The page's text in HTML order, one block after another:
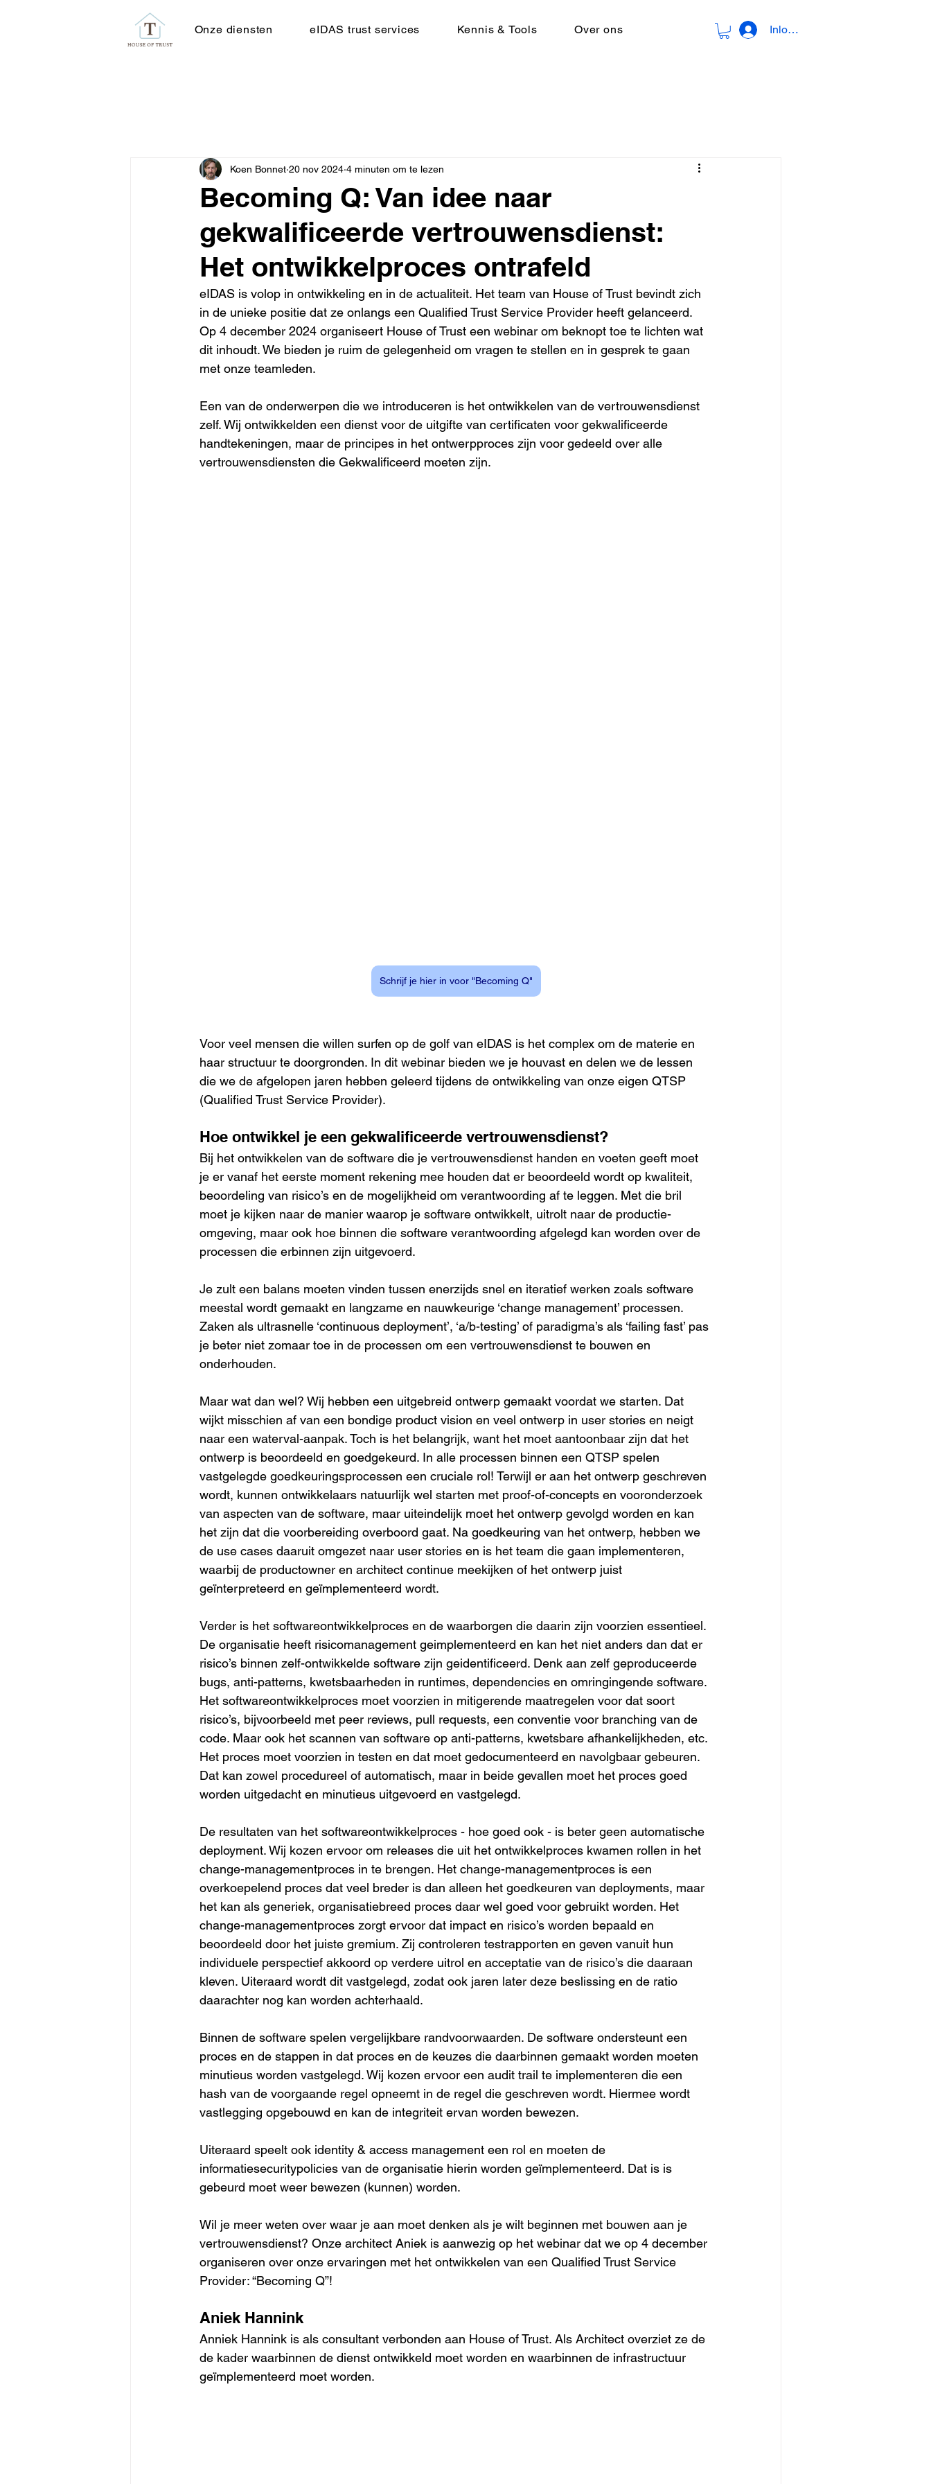
Onze diensten eIDAS trust services Kennis & Tools Over ons Inloggen
Becoming Q: Van idee naar
gekwalificeerde vertrouwensdienst:
Het ontwikkelproces ontrafeld
Koen Bonnet 20 nov 2024 4 minuten om te lezen
eIDAS is volop in ontwikkeling en in de actualiteit. Het team van House of Trust bevindt zich
in de unieke positie dat ze onlangs een Qualified Trust Service Provider heeft gelanceerd.
Op 4 december 2024 organiseert House of Trust een webinar om beknopt toe te lichten wat
dit inhoudt. We bieden je ruim de gelegenheid om vragen te stellen en in gesprek te gaan
met onze teamleden.
Een van de onderwerpen die we introduceren is het ontwikkelen van de vertrouwensdienst
zelf. Wij ontwikkelden een dienst voor de uitgifte van certificaten voor gekwalificeerde
handtekeningen, maar de principes in het ontwerpproces zijn voor gedeeld over alle
vertrouwensdiensten die Gekwalificeerd moeten zijn.
Schrijf je hier in voor "Becoming Q"
Voor veel mensen die willen surfen op de golf van eIDAS is het complex om de materie en
haar structuur te doorgronden. In dit webinar bieden we je houvast en delen we de lessen
die we de afgelopen jaren hebben geleerd tijdens de ontwikkeling van onze eigen QTSP
(Qualified Trust Service Provider).
Hoe ontwikkel je een gekwalificeerde vertrouwensdienst?
Bij het ontwikkelen van de software die je vertrouwensdienst handen en voeten geeft moet
je er vanaf het eerste moment rekening mee houden dat er beoordeeld wordt op kwaliteit,
beoordeling van risico’s en de mogelijkheid om verantwoording af te leggen. Met die bril
moet je kijken naar de manier waarop je software ontwikkelt, uitrolt naar de productie-
omgeving, maar ook hoe binnen die software verantwoording afgelegd kan worden over de
processen die erbinnen zijn uitgevoerd.
Je zult een balans moeten vinden tussen enerzijds snel en iteratief werken zoals software
meestal wordt gemaakt en langzame en nauwkeurige ‘change management’ processen.
Zaken als ultrasnelle ‘continuous deployment’, ‘a/b-testing’ of paradigma’s als ‘failing fast’ pas
je beter niet zomaar toe in de processen om een vertrouwensdienst te bouwen en
onderhouden.
Maar wat dan wel? Wij hebben een uitgebreid ontwerp gemaakt voordat we starten. Dat
wijkt misschien af van een bondige product vision en veel ontwerp in user stories en neigt
naar een waterval-aanpak. Toch is het belangrijk, want het moet aantoonbaar zijn dat het
ontwerp is beoordeeld en goedgekeurd. In alle processen binnen een QTSP spelen
vastgelegde goedkeuringsprocessen een cruciale rol! Terwijl er aan het ontwerp geschreven
wordt, kunnen ontwikkelaars natuurlijk wel starten met proof-of-concepts en vooronderzoek
van aspecten van de software, maar uiteindelijk moet het ontwerp gevolgd worden en kan
het zijn dat die voorbereiding overboord gaat. Na goedkeuring van het ontwerp, hebben we
de use cases daaruit omgezet naar user stories en is het team die gaan implementeren,
waarbij de productowner en architect continue meekijken of het ontwerp juist
geïnterpreteerd en geïmplementeerd wordt.
Verder is het softwareontwikkelproces en de waarborgen die daarin zijn voorzien essentieel.
De organisatie heeft risicomanagement geimplementeerd en kan het niet anders dan dat er
risico’s binnen zelf-ontwikkelde software zijn geidentificeerd. Denk aan zelf geproduceerde
bugs, anti-patterns, kwetsbaarheden in runtimes, dependencies en omringingende software.
Het softwareontwikkelproces moet voorzien in mitigerende maatregelen voor dat soort
risico’s, bijvoorbeeld met peer reviews, pull requests, een conventie voor branching van de
code. Maar ook het scannen van software op anti-patterns, kwetsbare afhankelijkheden, etc.
Het proces moet voorzien in testen en dat moet gedocumenteerd en navolgbaar gebeuren.
Dat kan zowel procedureel of automatisch, maar in beide gevallen moet het proces goed
worden uitgedacht en minutieus uitgevoerd en vastgelegd.
De resultaten van het softwareontwikkelproces - hoe goed ook - is beter geen automatische
deployment. Wij kozen ervoor om releases die uit het ontwikkelproces kwamen rollen in het
change-managementproces in te brengen. Het change-managementproces is een
overkoepelend proces dat veel breder is dan alleen het goedkeuren van deployments, maar
het kan als generiek, organisatiebreed proces daar wel goed voor gebruikt worden. Het
change-managementproces zorgt ervoor dat impact en risico’s worden bepaald en
beoordeeld door het juiste gremium. Zij controleren testrapporten en geven vanuit hun
individuele perspectief akkoord op verdere uitrol en acceptatie van de risico’s die daaraan
kleven. Uiteraard wordt dit vastgelegd, zodat ook jaren later deze beslissing en de ratio
daarachter nog kan worden achterhaald.
Binnen de software spelen vergelijkbare randvoorwaarden. De software ondersteunt een
proces en de stappen in dat proces en de keuzes die daarbinnen gemaakt worden moeten
minutieus worden vastgelegd. Wij kozen ervoor een audit trail te implementeren die een
hash van de voorgaande regel opneemt in de regel die geschreven wordt. Hiermee wordt
vastlegging opgebouwd en kan de integriteit ervan worden bewezen.
Uiteraard speelt ook identity & access management een rol en moeten de
informatiesecuritypolicies van de organisatie hierin worden geïmplementeerd. Dat is is
gebeurd moet weer bewezen (kunnen) worden.
Wil je meer weten over waar je aan moet denken als je wilt beginnen met bouwen aan je
vertrouwensdienst? Onze architect Aniek is aanwezig op het webinar dat we op 4 december
organiseren over onze ervaringen met het ontwikkelen van een Qualified Trust Service
Provider: “Becoming Q”!
Aniek Hannink
Anniek Hannink is als consultant verbonden aan House of Trust. Als Architect overziet ze de
de kader waarbinnen de dienst ontwikkeld moet worden en waarbinnen de infrastructuur
geïmplementeerd moet worden.